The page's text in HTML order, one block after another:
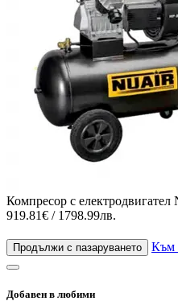
Компресор с
919.81€ / 1798.99лв.
Продължи с пазаруването Към
Добавен в любими